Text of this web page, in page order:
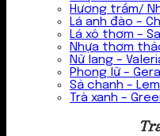
Hương trầm/
Lá anh đào –
Lá xô thơm –
Nhựa thơm
Nữ lang –
Phong lữ –
Sả chanh –
Trà xanh –